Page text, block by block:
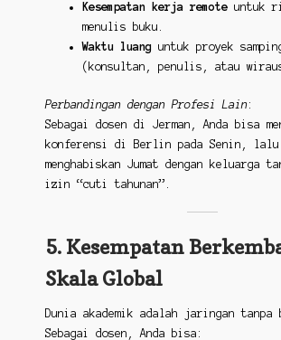
Kesempatan kerja remoteuntuk
menulis buku.
Waktu luanguntuk proyek
(konsultan, penulis, atau
Perbandingan dengan Profesi Lain:
Sebagai dosen di Jerman, Anda bisa
konferensi di Berlin pada Senin, lalu
menghabiskan Jumat dengan keluarga
izin “cuti tahunan”.
5. Kesempatan
Skala Global
Dunia akademik adalah jaringan tanpa
Sebagai dosen, Anda bisa: